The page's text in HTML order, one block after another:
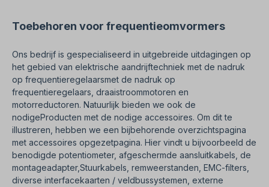
Toebehoren voor frequentieomvormers
Ons bedrijf is gespecialiseerd in uitgebreide uitdagingen op
het gebied van elektrische aandrijftechniek met de nadruk
op frequentieregelaarsmet de nadruk op
frequentieregelaars, draaistroommotoren en
motorreductoren. Natuurlijk bieden we ook de
nodigeProducten met de nodige accessoires. Om dit te
illustreren, hebben we een bijbehorende overzichtspagina
met accessoires opgezetpagina. Hier vindt u bijvoorbeeld de
benodigde potentiometer, afgeschermde aansluitkabels, de
montageadapter,Stuurkabels, remweerstanden, EMC-filters,
diverse interfacekaarten / veldbussystemen, externe